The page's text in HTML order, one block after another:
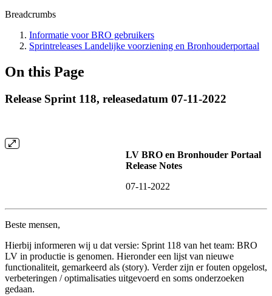
Breadcrumbs
Informatie voor BRO gebruikers
Sprintreleases Landelijke voorziening en Bronhouderportaal
On this Page
Release Sprint 118, releasedatum 07-11-2022
LV BRO en Bronhouder Portaal
Release Notes
07-11-2022
Beste mensen,
Hierbij informeren wij u dat versie: Sprint 118 van het team: BRO
LV in productie is genomen. Hieronder een lijst van nieuwe
functionaliteit, gemarkeerd als (story). Verder zijn er fouten opgelost,
verbeteringen / optimalisaties uitgevoerd en soms onderzoeken
gedaan.